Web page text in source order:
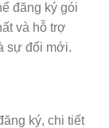
đăng ký gói
và hỗ trợ
sự đổi mới.
ký, chi tiết